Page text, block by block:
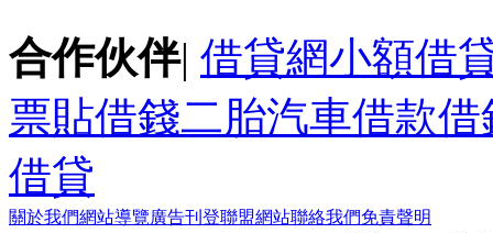
合作伙伴| 借貸網小額借
票貼借錢二胎汽車借款借
借貸
關於我們網站導覽廣告刊登聯盟網站聯絡我們免責聲明